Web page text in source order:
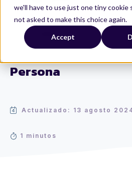
we'll have to use just one tiny cookie
not asked to make this choice again.
Accept
Persona
Actualizado: 13 agosto
1 minutos